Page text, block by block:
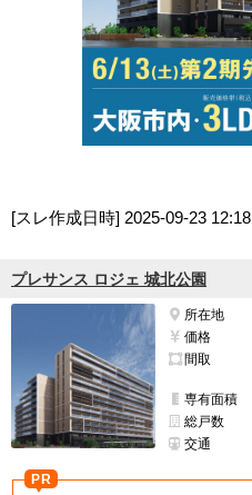
[スレ作成日時] 2025-09-23 12:18
プレサンス ロジェ 城北公園
所在地
価格
間取
専有面積
総戸数
交通
PR